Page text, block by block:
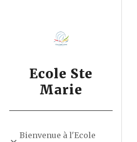
Ecole Ste
Marie
Bienvenue à l'Ecole